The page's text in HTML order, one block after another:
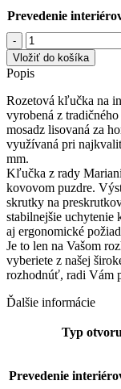
Prevedenie
množstvo
MI
-
2
-
R
Vložiť do košíka
Popis
Rozetová kľučka na
vyrobená z
mosadz lisovaná za
využívaná pri
mm.
Kľučka z rady
kovovom puzdre.
skrutky na
stabilnejšie uchytenie
aj ergonomické
Je to len na Vašom
vyberiete z našej
rozhodnúť, radi Vám
Ďalšie informácie
Typ
Prevedenie